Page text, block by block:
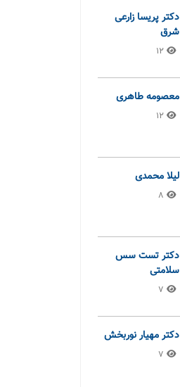
دکتر پریسا زارعی
شرق
12
معصومه طاهری
12
لیلا محمدی
8
دکتر تست سس
سلامتی
7
دکتر مهیار نوربخش
7